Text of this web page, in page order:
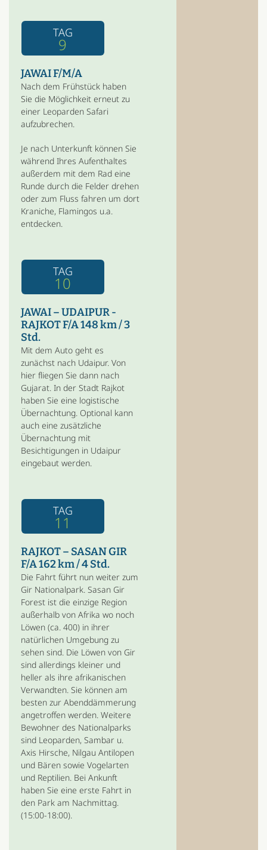
TAG
9
JAWAI F/M/A
Nach dem Frühstück haben
Sie die Möglichkeit erneut zu
einer Leoparden Safari
aufzubrechen.
Je nach Unterkunft können Sie
während Ihres Aufenthaltes
außerdem mit dem Rad eine
Runde durch die Felder drehen
oder zum Fluss fahren um dort
Kraniche, Flamingos u.a.
entdecken.
TAG
10
JAWAI – UDAIPUR -
RAJKOT F/A 148 km / 3
Std.
Mit dem Auto geht es
zunächst nach Udaipur. Von
hier fliegen Sie dann nach
Gujarat. In der Stadt Rajkot
haben Sie eine logistische
Übernachtung. Optional kann
auch eine zusätzliche
Übernachtung mit
Besichtigungen in Udaipur
eingebaut werden.
TAG
11
RAJKOT – SASAN GIR
F/A 162 km / 4 Std.
Die Fahrt führt nun weiter zum
Gir Nationalpark. Sasan Gir
Forest ist die einzige Region
außerhalb von Afrika wo noch
Löwen (ca. 400) in ihrer
natürlichen Umgebung zu
sehen sind. Die Löwen von Gir
sind allerdings kleiner und
heller als ihre afrikanischen
Verwandten. Sie können am
besten zur Abenddämmerung
angetroffen werden. Weitere
Bewohner des Nationalparks
sind Leoparden, Sambar u.
Axis Hirsche, Nilgau Antilopen
und Bären sowie Vogelarten
und Reptilien. Bei Ankunft
haben Sie eine erste Fahrt in
den Park am Nachmittag.
(15:00-18:00).